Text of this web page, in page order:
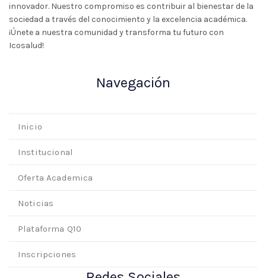
innovador. Nuestro compromiso es contribuir al bienestar de la
sociedad a través del conocimiento y la excelencia académica.
¡Únete a nuestra comunidad y transforma tu futuro con
Icosalud!
Navegación
Inicio
Institucional
Oferta Academica
Noticias
Plataforma Q10
Inscripciones